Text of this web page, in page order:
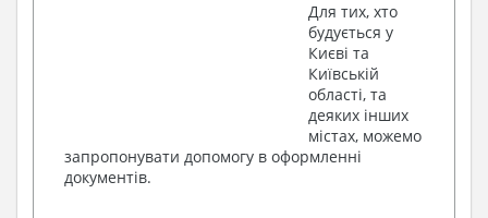
Для тих, хто
будується у
Києві та
Київській
області, та
деяких інших
містах, можемо
запропонувати допомогу в оформленні
документів.